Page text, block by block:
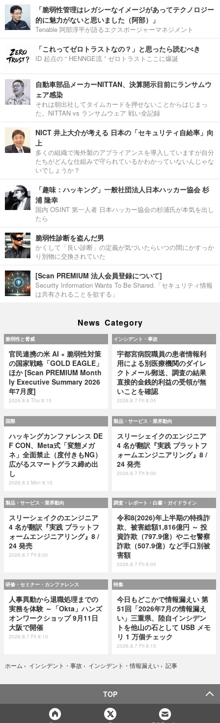
「脆弱性管理はレガシーなイメージがあってテクノロジー
的に魅力がないと思いました（阿部）」
Tenable 阿部淳平が語るエクスポージャーマネジメント
「これってゼロトラストなの？」と思ったら読むべき
ID 起点の “ HENNGE流 ” ゼロトラストここに爆誕
自動車部品メーカーNITTAN、決算開示目前にランサムウ
ェア感染
それは朝出社してタイムカードを押せないことからはじまっ
た。NITTAN vs ランサムウェア 戦い全記録
NICT 井上大介が考える 日本の「セキュリティ自給率」向
上
多くの組織で海外製のアプライアンスを導入していますが自分
たちがどんな仕組みで守られているかわかっていないんじゃな
いでしょうか？
「趣味：ハッキング」一般社団法人日本ハッカー協会 杉
浦 隆幸
国内 OSINT 第一人者 日本ハッカー協会の杉浦氏が本気を出し
たら
脆弱性診断を盗んだ男
かくして「良い診断」の定義が気づいたらいつの間にかすっか
り別物に交換されていた
[Scan PREMIUM 法人会員登録について]
Security Information Wants To Be Shared.「セキュリティ情報
は共有されることを欲する」
News Category
脆弱性と脅威
官民連携の米 AI × 脆弱性対策
の国家戦略「GOLD EAGLE」
ほか [Scan PREMIUM Month
ly Executive Summary 2026
年7月度]
2026.8.6 Thu 8:15
インシデント・事故
宇都宮病院職員の患者情報利
用による別医療機関のダイレ
クトメール郵送、調査の結果
直接的金銭的利益の受領が無
いことを確認
2026.8.7 Fri 8:05
国際
ハッキングカンファレンス DE
F CON、Meta式「変態メガ
ネ」全面禁止（度付きもNG）
広がるスマートグラス締め出
し
2026.8.3 Mon 8:15
製品・サービス・業界動向
スリーシェイクのエンジニア
4 名が翻訳『実践 プラットフ
ォームエンジニアリング』8 /
24 発売
2026.8.7 Fri 8:00
製品・サービス・業界動向
スリーシェイクのエンジニア
4 名が翻訳『実践 プラットフ
ォームエンジニアリング』8 /
24 発売
2026.8.7 Fri 8:00
調査・レポート・白書・ガイドライン
令和8(2026)年上半期の特殊詐
欺、被害総額1,816億円 ～ 投
資詐欺（797.9億）やニセ警察
詐欺（507.9億）など手口別被
害額
2026.8.7 Fri 8:00
研修・セミナー・カンファレンス
人事異動から退職処理までの
実務を体験 ～「Okta」ハンズ
オンワークショップ 9月11日
大阪で開催
2026.8.7 Fri 8:10
特集
今日もどこかで情報漏えい 第
51回「2026年7月の情報漏え
い」三重県、陸自インシデン
トを他山の石として USB メモ
リ 1 万個チェック
2026.8.7 Fri 8:15
ホーム › インシデント・事故 › インシデント・情報漏えい › 記事
TOP